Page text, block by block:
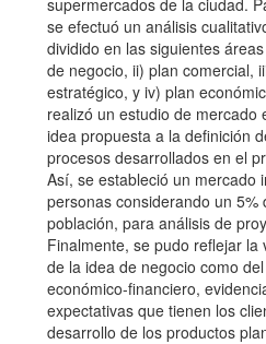
supermercados de la ciudad.
se efectuó un análisis
dividido en las siguientes
de negocio, ii) plan comercial,
estratégico, y iv) plan
realizó un estudio de mercado
idea propuesta a la definición
procesos desarrollados en el
Así, se estableció un mercado
personas considerando un 5%
población, para análisis de
Finalmente, se pudo reflejar la
de la idea de negocio como
económico-financiero,
expectativas que tienen los
desarrollo de los productos